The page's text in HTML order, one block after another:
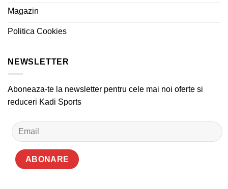
Magazin
Politica Cookies
NEWSLETTER
Aboneaza-te la newsletter pentru cele mai noi oferte si
reduceri Kadi Sports